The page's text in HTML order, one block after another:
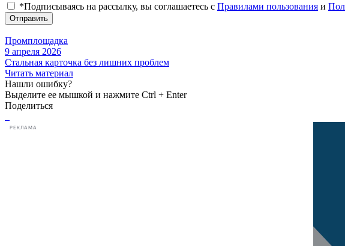
*Подписываясь на рассылку, вы соглашаетесь с Правилами пользования и
Отправить
Промплощадка
9 апреля 2026
Стальная карточка без лишних проблем
Читать материал
Нашли ошибку?
Выделите ее мышкой и нажмите Ctrl + Enter
Поделиться
РЕКЛАМА